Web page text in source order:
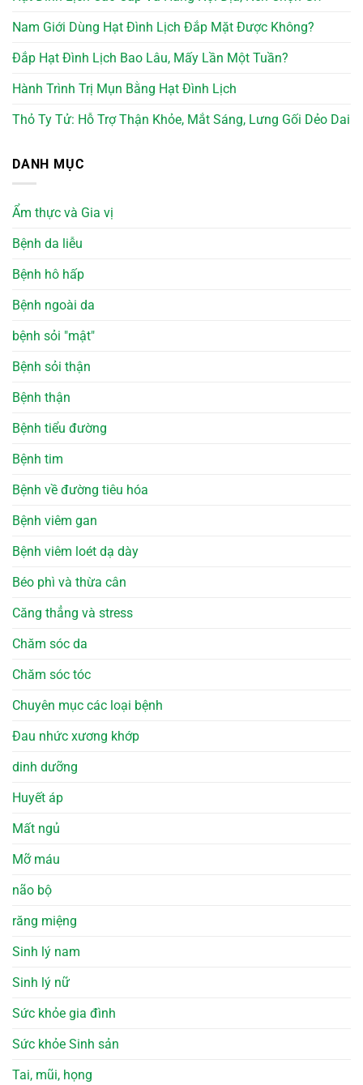
Nam Giới Dùng Hạt Đình Lịch Đắp Mặt Được Không?
Đắp Hạt Đình Lịch Bao Lâu, Mấy Lần Một Tuần?
Hành Trình Trị Mụn Bằng Hạt Đình Lịch
Thỏ Ty Tử: Hỗ Trợ Thận Khỏe, Mắt Sáng, Lưng Gối Dẻo Dai
DANH MỤC
Ẩm thực và Gia vị
Bệnh da liễu
Bệnh hô hấp
Bệnh ngoài da
bệnh sỏi "mật"
Bệnh sỏi thận
Bệnh thận
Bệnh tiểu đường
Bệnh tim
Bệnh về đường tiêu hóa
Bệnh viêm gan
Bệnh viêm loét dạ dày
Béo phì và thừa cân
Căng thẳng và stress
Chăm sóc da
Chăm sóc tóc
Chuyên mục các loại bệnh
Đau nhức xương khớp
dinh dưỡng
Huyết áp
Mất ngủ
Mỡ máu
não bộ
răng miệng
Sinh lý nam
Sinh lý nữ
Sức khỏe gia đình
Sức khỏe Sinh sản
Tai, mũi, họng